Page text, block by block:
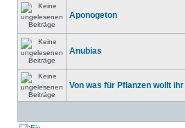
Aponogeton
Anubias
Von was für Pflanzen wollt